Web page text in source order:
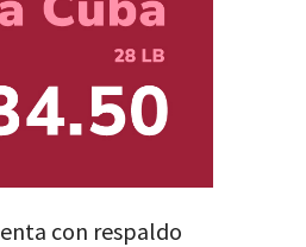
con respaldo